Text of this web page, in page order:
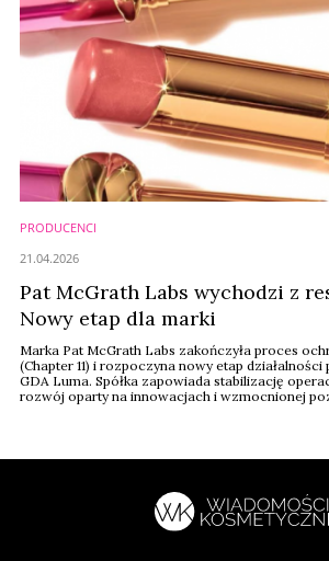
PRODUCENCI
Pat McGrath Labs wychodzi z
Nowy etap dla marki
Marka Pat McGrath Labs zakończyła proces
(Chapter 11) i rozpoczyna nowy etap
GDA Luma. Spółka zapowiada stabilizację
rozwój oparty na innowacjach i wzmocnionej
21.04.2026